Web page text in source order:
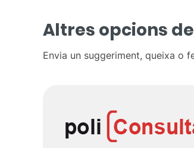
Altres opcions
Envia un suggeriment, queixa o